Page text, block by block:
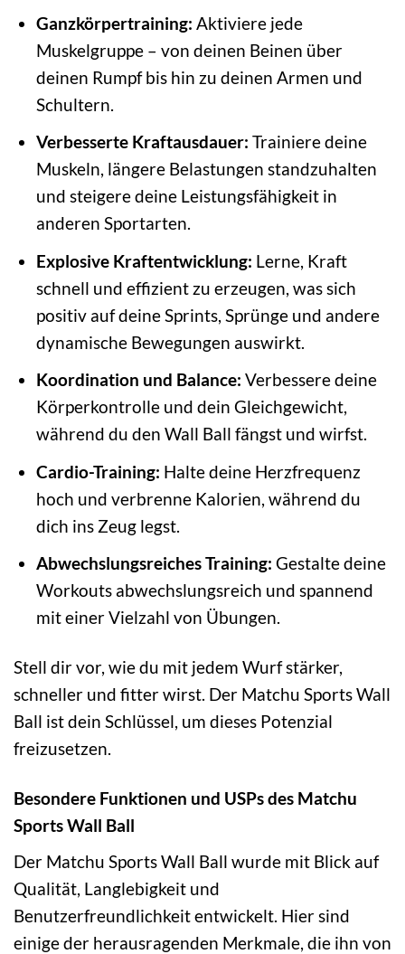
Ganzkörpertraining: Aktiviere jede
Muskelgruppe – von deinen Beinen über
deinen Rumpf bis hin zu deinen Armen und
Schultern.
Verbesserte Kraftausdauer: Trainiere deine
Muskeln, längere Belastungen standzuhalten
und steigere deine Leistungsfähigkeit in
anderen Sportarten.
Explosive Kraftentwicklung: Lerne, Kraft
schnell und effizient zu erzeugen, was sich
positiv auf deine Sprints, Sprünge und andere
dynamische Bewegungen auswirkt.
Koordination und Balance: Verbessere deine
Körperkontrolle und dein Gleichgewicht,
während du den Wall Ball fängst und wirfst.
Cardio-Training: Halte deine Herzfrequenz
hoch und verbrenne Kalorien, während du
dich ins Zeug legst.
Abwechslungsreiches Training: Gestalte deine
Workouts abwechslungsreich und spannend
mit einer Vielzahl von Übungen.
Stell dir vor, wie du mit jedem Wurf stärker,
schneller und fitter wirst. Der Matchu Sports Wall
Ball ist dein Schlüssel, um dieses Potenzial
freizusetzen.
Besondere Funktionen und USPs des Matchu
Sports Wall Ball
Der Matchu Sports Wall Ball wurde mit Blick auf
Qualität, Langlebigkeit und
Benutzerfreundlichkeit entwickelt. Hier sind
einige der herausragenden Merkmale, die ihn von